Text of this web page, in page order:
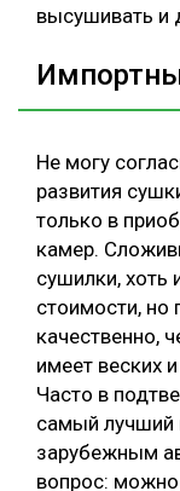
высушивать и
Не могу
развития
только в
камер.
сушилки, хоть
стоимости,
качественно,
имеет веских
Часто в
самый лучший
зарубежным
вопрос: